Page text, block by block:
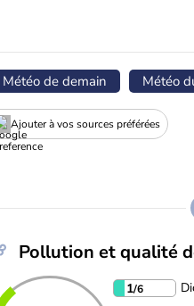
Météo de demain Météo
Ajouter à vos sources préférées
Pollution et qualité
1/6